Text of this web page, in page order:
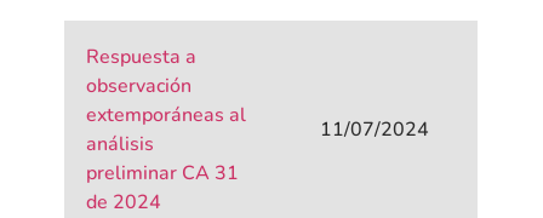
Respuesta a
observación
extemporáneas al
análisis
preliminar CA 31
de 2024
11/07/2024